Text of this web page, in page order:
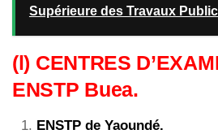
Supérieure des Travaux
(l) CENTRES
ENSTP Buea.
ENSTP de Yaoundé.